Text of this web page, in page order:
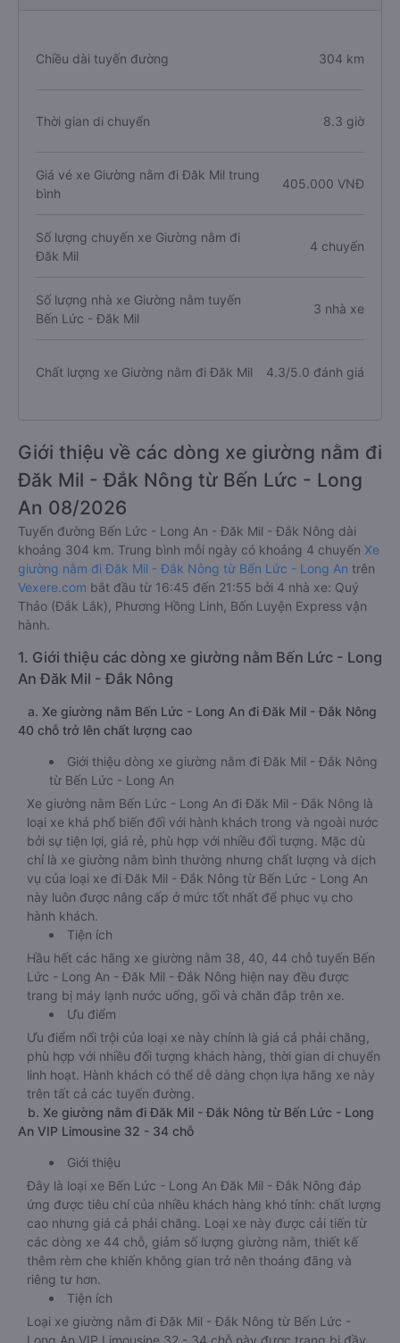
Chiều dài tuyến đường 304 km
Thời gian di chuyển 8.3 giờ
Giá vé xe Giường nằm đi Đăk Mil trung
bình
405.000 VNĐ
Số lượng chuyến xe Giường nằm đi
Đăk Mil
4 chuyến
Số lượng nhà xe Giường nằm tuyến
Bến Lức - Đăk Mil
3 nhà xe
Chất lượng xe Giường nằm đi Đăk Mil 4.3/5.0 đánh giá
Giới thiệu về các dòng xe giường nằm đi
Đăk Mil - Đắk Nông từ Bến Lức - Long
An 08/2026
Tuyến đường Bến Lức - Long An - Đăk Mil - Đắk Nông dài
khoảng 304 km. Trung bình mỗi ngày có khoảng 4 chuyến Xe
giường nằm đi Đăk Mil - Đắk Nông từ Bến Lức - Long An trên
Vexere.com bắt đầu từ 16:45 đến 21:55 bởi 4 nhà xe: Quý
Thảo (Đắk Lắk), Phương Hồng Linh, Bốn Luyện Express vận
hành.
1. Giới thiệu các dòng xe giường nằm Bến Lức - Long
An Đăk Mil - Đắk Nông
a. Xe giường nằm Bến Lức - Long An đi Đăk Mil - Đắk Nông
40 chỗ trở lên chất lượng cao
Giới thiệu dòng xe giường nằm đi Đăk Mil - Đắk Nông
từ Bến Lức - Long An
Xe giường nằm Bến Lức - Long An đi Đăk Mil - Đắk Nông là
loại xe khá phổ biến đối với hành khách trong và ngoài nước
bởi sự tiện lợi, giá rẻ, phù hợp với nhiều đối tượng. Mặc dù
chỉ là xe giường nằm bình thường nhưng chất lượng và dịch
vụ của loại xe đi Đăk Mil - Đắk Nông từ Bến Lức - Long An
này luôn được nâng cấp ở mức tốt nhất để phục vụ cho
hành khách.
Tiện ích
Hầu hết các hãng xe giường nằm 38, 40, 44 chỗ tuyến Bến
Lức - Long An - Đăk Mil - Đắk Nông hiện nay đều được
trang bị máy lạnh nước uống, gối và chăn đắp trên xe.
Ưu điểm
Ưu điểm nổi trội của loại xe này chính là giá cả phải chăng,
phù hợp với nhiều đối tượng khách hàng, thời gian di chuyển
linh hoạt. Hành khách có thể dễ dàng chọn lựa hãng xe này
trên tất cả các tuyến đường.
b. Xe giường nằm đi Đăk Mil - Đắk Nông từ Bến Lức - Long
An VIP Limousine 32 - 34 chỗ
Giới thiệu
Đây là loại xe Bến Lức - Long An Đăk Mil - Đắk Nông đáp
ứng được tiêu chí của nhiều khách hàng khó tính: chất lượng
cao nhưng giá cả phải chăng. Loại xe này được cải tiến từ
các dòng xe 44 chỗ, giảm số lượng giường nằm, thiết kế
thêm rèm che khiến không gian trở nên thoáng đãng và
riêng tư hơn.
Tiện ích
Loại xe giường nằm đi Đăk Mil - Đắk Nông từ Bến Lức -
Long An VIP Limousine 32 - 34 chỗ này được trang bị đầy